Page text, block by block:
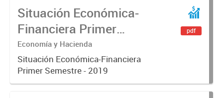
Situación Económica-
Financiera Primer
Semestre - 2019
Economía y Hacienda
Situación Económica-Financiera
Primer Semestre - 2019
pdf